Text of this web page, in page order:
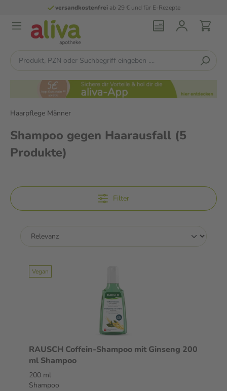
versandkostenfreiab 29 € und für E-Rezepte
Haarpflege Männer
Shampoo gegen Haarausfall (5
Produkte)
Filter
Vegan
RAUSCH Coffein-Shampoo mit Ginseng 200
ml Shampoo
200 ml
Shampoo